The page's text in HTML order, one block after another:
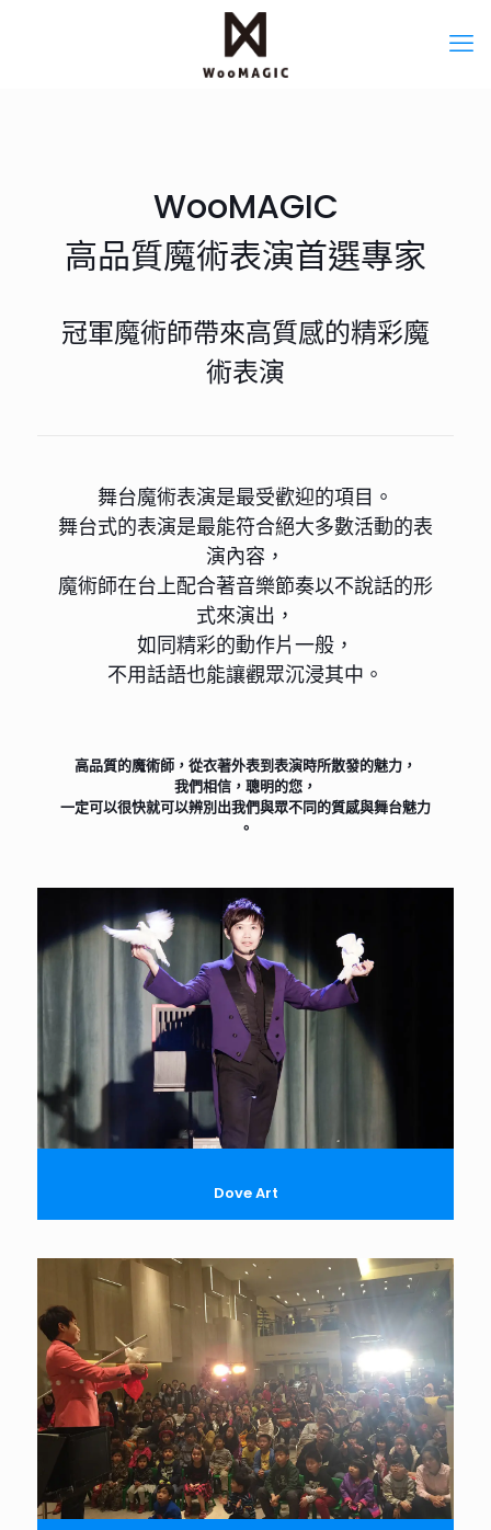
WooMAGIC
高品質魔術表演首選專家
冠軍魔術師帶來高質感的精彩魔
術表演
舞台魔術表演是最受歡迎的項目。
舞台式的表演是最能符合絕大多數活動的表
演內容，
魔術師在台上配合著音樂節奏以不說話的形
式來演出，
如同精彩的動作片一般，
不用話語也能讓觀眾沉浸其中。
高品質的魔術師，從衣著外表到表演時所散發的魅力，
我們相信，聰明的您，
一定可以很快就可以辨別出我們與眾不同的質感與舞台魅力
。
Dove Art